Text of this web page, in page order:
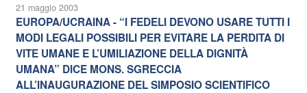
21 maggio 2003
EUROPA/UCRAINA - “I FEDELI DEVONO USARE TUTTI I
MODI LEGALI POSSIBILI PER EVITARE LA PERDITA DI
VITE UMANE E L’UMILIAZIONE DELLA DIGNITÀ
UMANA” DICE MONS. SGRECCIA
ALL’INAUGURAZIONE DEL SIMPOSIO SCIENTIFICO